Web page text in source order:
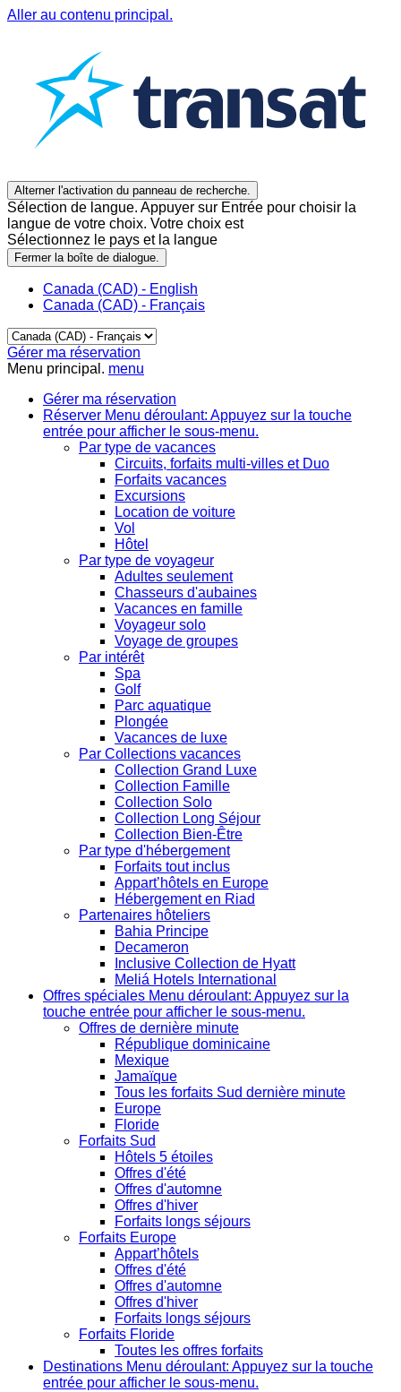
Aller au contenu principal.
Alterner l'activation du panneau de recherche.
Sélection de langue. Appuyer sur Entrée pour choisir la
langue de votre choix. Votre choix est
Sélectionnez le pays et la langue
Fermer la boîte de dialogue.
Canada (CAD) - English
Canada (CAD) - Français
Gérer ma réservation
Menu principal. menu
Gérer ma réservation
Réserver Menu déroulant: Appuyez sur la touche
entrée pour afficher le sous-menu.
Par type de vacances
Circuits, forfaits multi-villes et Duo
Forfaits vacances
Excursions
Location de voiture
Vol
Hôtel
Par type de voyageur
Adultes seulement
Chasseurs d'aubaines
Vacances en famille
Voyageur solo
Voyage de groupes
Par intérêt
Spa
Golf
Parc aquatique
Plongée
Vacances de luxe
Par Collections vacances
Collection Grand Luxe
Collection Famille
Collection Solo
Collection Long Séjour
Collection Bien-Être
Par type d'hébergement
Forfaits tout inclus
Appart’hôtels en Europe
Hébergement en Riad
Partenaires hôteliers
Bahia Principe
Decameron
Inclusive Collection de Hyatt
Meliá Hotels International
Offres spéciales Menu déroulant: Appuyez sur la
touche entrée pour afficher le sous-menu.
Offres de dernière minute
République dominicaine
Mexique
Jamaïque
Tous les forfaits Sud dernière minute
Europe
Floride
Forfaits Sud
Hôtels 5 étoiles
Offres d'été
Offres d'automne
Offres d'hiver
Forfaits longs séjours
Forfaits Europe
Appart’hôtels
Offres d'été
Offres d'automne
Offres d'hiver
Forfaits longs séjours
Forfaits Floride
Toutes les offres forfaits
Destinations Menu déroulant: Appuyez sur la touche
entrée pour afficher le sous-menu.